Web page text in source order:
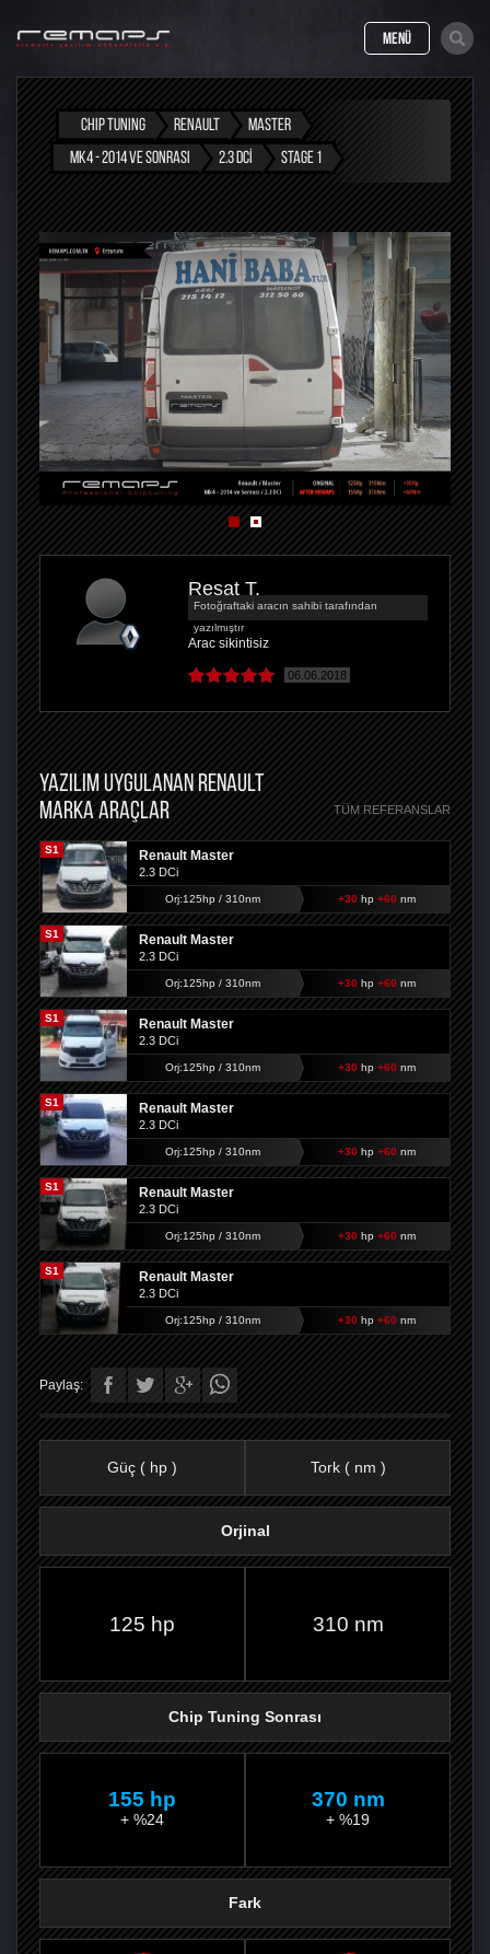
MENÜ
CHIP TUNING RENAULT
MASTER
MK4 - 2014 VE SONRASI
2.3 DCI STAGE 1
Reşat T.
Fotoğraftaki aracın sahibi tarafından
yazılmıştır
Arac sikintisiz
06.06.2018
YAZILIM UYGULANAN RENAULT
MARKA ARAÇLAR
TÜM REFERANSLAR
S1 Renault Master
2.3 DCi
Orj:125hp / 310nm +30 hp +60 nm
S1 Renault Master
2.3 DCi
Orj:125hp / 310nm +30 hp +60 nm
S1 Renault Master
2.3 DCi
Orj:125hp / 310nm +30 hp +60 nm
S1 Renault Master
2.3 DCi
Orj:125hp / 310nm +30 hp +60 nm
S1 Renault Master
2.3 DCi
Orj:125hp / 310nm +30 hp +60 nm
S1 Renault Master
2.3 DCi
Orj:125hp / 310nm +30 hp +60 nm
Paylaş:
Güç ( hp ) Tork ( nm )
Orjinal
125 hp 310 nm
Chip Tuning Sonrası
155 hp
+ %24
370 nm
+ %19
Fark